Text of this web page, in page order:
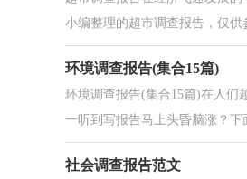
小编整理的超市调查报告，仅
环境调查报告(集合15篇)
环境调查报告(集合15篇)在人们
一听到写报告马上头昏脑涨？
社会调查报告范文